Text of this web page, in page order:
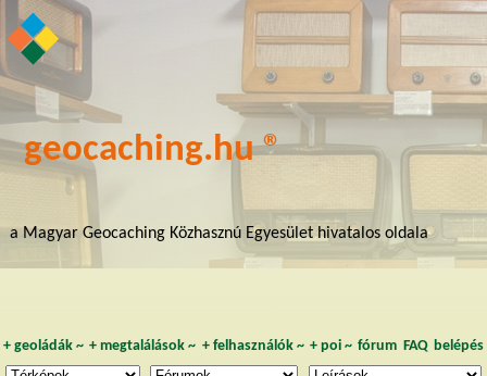
geocaching.hu ®
a Magyar Geocaching Közhasznú Egyesület hivatalos oldala
+ geoládák~ +megtalálások ~ + felhasználók~ + poi~ fórum FAQ belépés